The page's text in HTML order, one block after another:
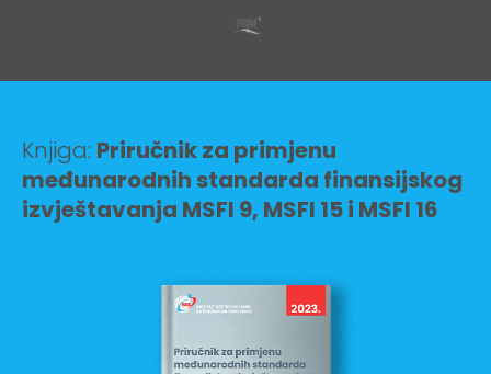
Knjiga: Priručnik za primjenu
međunarodnih standarda finansijskog
izvještavanja MSFI 9, MSFI 15 i MSFI 16